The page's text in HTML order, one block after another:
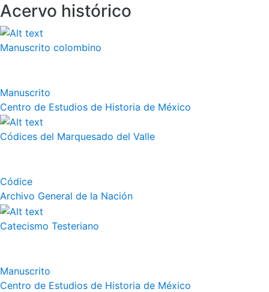
Acervo histórico
Manuscrito colombino
Manuscrito
Centro de Estudios de Historia de México
Códices del Marquesado del Valle
Códice
Archivo General de la Nación
Catecismo Testeriano
Manuscrito
Centro de Estudios de Historia de México